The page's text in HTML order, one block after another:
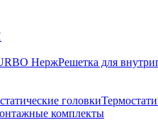
НержРешетка для
головки
комплекты